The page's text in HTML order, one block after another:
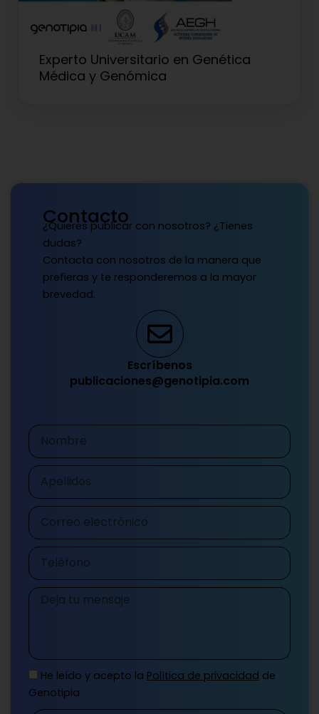
Experto Universitario en Genética
Médica y Genómica
Contacto
¿Quieres publicar con nosotros? ¿Tienes
dudas?
Contacta con nosotros de la manera que
prefieras y te responderemos a la mayor
brevedad.
Escríbenos
publicaciones@genotipia.com
Nombre
Apellidos
Correo
electrónico
Teléfono
Mensaje
He leído y acepto la Política de privacidad de
Genotipia